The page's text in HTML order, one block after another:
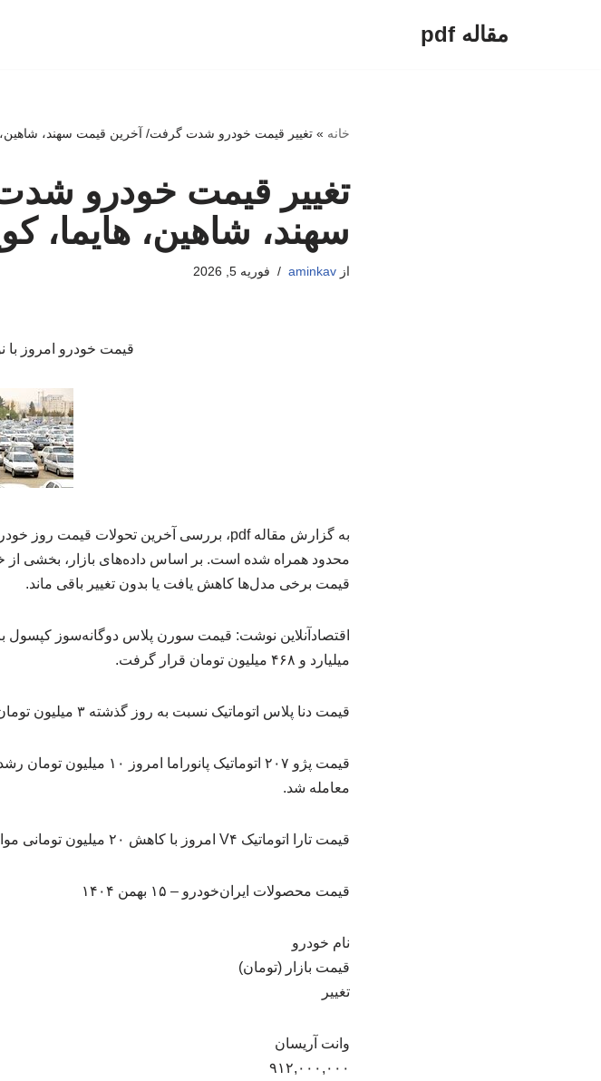
مقاله pdf
خانه »تغییر قیمت خودرو شدت گرفت/ آخرین قیمت سهند، شاهین،
تغییر قیمت خودرو
سهند، شاهین، هایما،
ازaminkav فوریه 5, 2026
قیمت خودرو امروز با
محدود همراه شده است. بر اساس داده‌های بازار، بخشی
قیمت برخی مدل‌ها کاهش یافت یا بدون تغییر باقی ماند.
میلیارد و ۴۶۸ میلیون تومان قرار گرفت.
قیمت دنا پلاس اتوماتیک نسبت به روز گذشته ۳ میلیون تومان افزایش پیدا کرد و به یک میلیارد و ۹۵۵ میلیون تومان رسید.
معامله شد.
قیمت تارا اتوماتیک V۴ امروز با کاهش ۲۰ میلیون تومانی مواجه شد و به یک میلیارد و ۹۱۰ میلیون تومان رسیده است.
قیمت محصولات ایران‌خودرو – ۱۵ بهمن ۱۴۰۴
نام خودرو
قیمت بازار (تومان)
تغییر
وانت آریسان
۹۱۲,۰۰۰,۰۰۰